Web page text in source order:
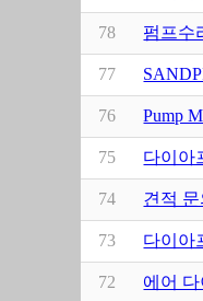
78 펌프수
77
76 Pump
75 다이아
74 견적
73 다이아
72 에어